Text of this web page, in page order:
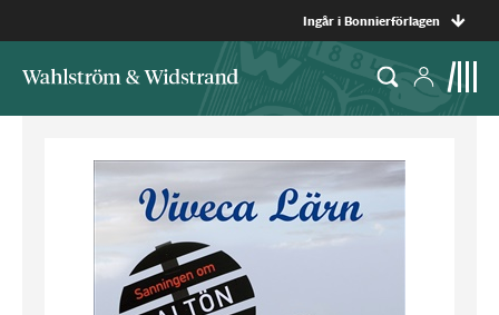
Ingår i Bonnierförlagen